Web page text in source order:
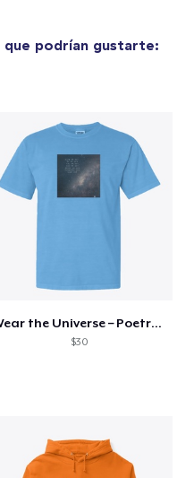
que podrían gustarte:
Wear the Universe – Poetry & Stars
$30